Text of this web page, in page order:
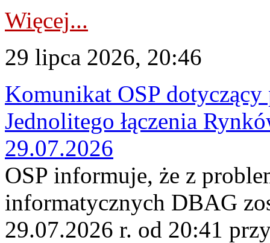
Więcej...
29 lipca 2026, 20:46
Komunikat OSP
Jednolitego łączenia
29.07.2026
OSP informuje, że z
informatycznych DBAG
29.07.2026 r. od 20:41